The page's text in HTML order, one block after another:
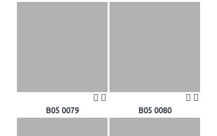
B05 0079 B05 0080